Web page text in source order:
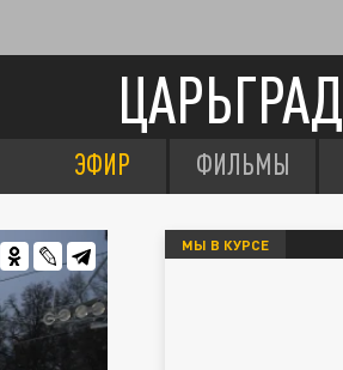
ЦАРЬГРАД
ЭФИР ФИЛЬМЫ
МЫ В КУРСЕ